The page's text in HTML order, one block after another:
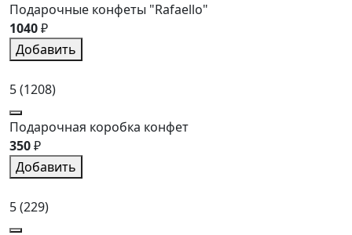
Подарочные конфеты "Rafaello"
1040₽
Добавить
5(1208)
Подарочная коробка конфет
350₽
Добавить
5(229)